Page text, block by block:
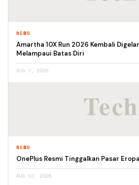
NEWS
Amartha 10X Run 2026 Kembali
Melampaui Batas Diri
AUG 7, 2026
NEWS
OnePlus Resmi Tinggalkan Pasar
AUG 10, 2026